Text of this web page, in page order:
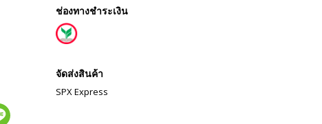
ช่องทางชำระเงิน
จัดส่งสินค้า
SPX Express